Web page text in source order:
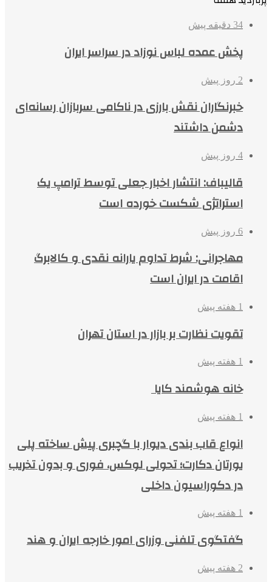
34 دقیقه پیش
پخش عمده لباس نوزاد در سراسر ایران
2 روز پیش
خبرنگاران نقش بارزی در ناکامی سربازان رسانه‌ای
دشمن داشتند
4 روز پیش
قالیباف: انتشار اخبار جعلی توسط ترامپ یک
استراتژی شکست خورده است
6 روز پیش
مهاجرانی: شرط تداوم یارانه نقدی و کالابرگ
اقامت در ایران است
1 هفته پیش
تقویت نظارت بر بازار در استان تهران
1 هفته پیش
خانه هوشمند کایا
1 هفته پیش
انواع قاب بندی دیوار با گچبری پیش ساخته پلی
یورتان دکارت؛ تحولی لوکس، فوری و بدون تخریب
در دکوراسیون داخلی
1 هفته پیش
گفتگوی تلفنی وزرای امور خارجه ایران و هند
2 هفته پیش